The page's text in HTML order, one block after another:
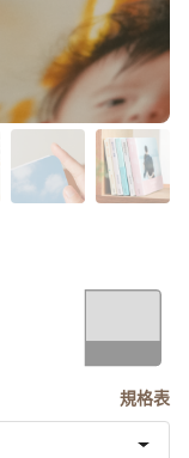
規格表